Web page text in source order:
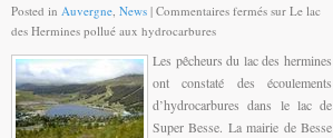
Posted in Auvergne News | Commentaires fermés sur Le lac
des Hermines pollué aux hydrocarbures
Les pêcheurs du lac des hermines
ont constaté des écoulements
d’hydrocarbures dans le lac de
Super Besse. La mairie de Besse